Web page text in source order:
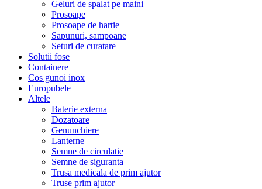
Geluri de spalat pe maini
Prosoape
Prosoape de hartie
Sapunuri, sampoane
Seturi de curatare
Solutii fose
Containere
Cos gunoi inox
Europubele
Altele
Baterie externa
Dozatoare
Genunchiere
Lanterne
Semne de circulatie
Semne de siguranta
Trusa medicala de prim ajutor
Truse prim ajutor